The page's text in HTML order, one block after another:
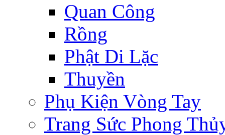
Quan Công
Rồng
Phật Di Lặc
Thuyền
Phụ Kiện Vòng Tay
Trang Sức Phong